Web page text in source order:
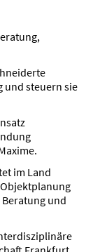
und steuern sie
im Land
und